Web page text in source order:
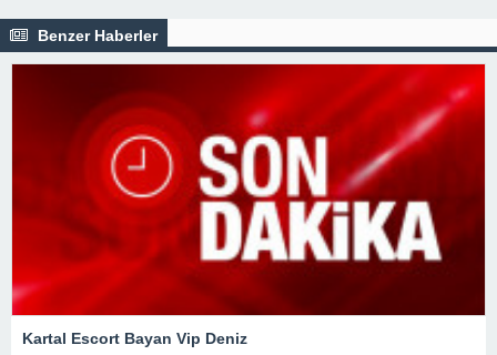
Benzer Haberler
Kartal Escort Bayan Vip Deniz